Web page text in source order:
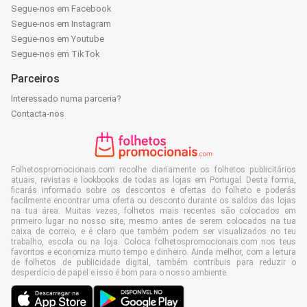
Segue-nos em Facebook
Segue-nos em Instagram
Segue-nos em Youtube
Segue-nos em TikTok
Parceiros
Interessado numa parceria?
Contacta-nos
Folhetospromocionais.com recolhe diariamente os folhetos publicitários
atuais, revistas e lookbooks de todas as lojas em Portugal. Desta forma,
ficarás informado sobre os descontos e ofertas do folheto e poderás
facilmente encontrar uma oferta ou desconto durante os saldos das lojas
na tua área. Muitas vezes, folhetos mais recentes são colocados em
primeiro lugar no nosso site, mesmo antes de serem colocados na tua
caixa de correio, e é claro que também podem ser visualizados no teu
trabalho, escola ou na loja. Coloca folhetospromocionais.com nos teus
favoritos e economiza muito tempo e dinheiro. Ainda melhor, com a leitura
de folhetos de publicidade digital, também contribuis para reduzir o
desperdício de papel e isso é bom para o nosso ambiente.